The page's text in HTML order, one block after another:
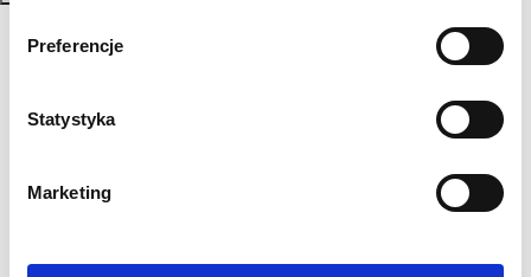
Preferencje
Statystyka
Marketing
Regulamin
Sygnaliści
Login
Kontakt